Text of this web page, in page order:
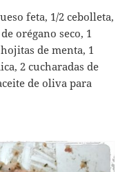
feta, 1/2 cebolleta,
orégano seco, 1
de menta, 1
2 cucharadas de
de oliva para